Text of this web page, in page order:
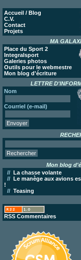
Accueil / Blog
C.V.
Contact
Projets
MA
Place du Sport 2
Integralsport
Galeries photos
Outils pour le webmestre
Mon blog d'écriture
LETTRE
Nom
Courriel (e-mail)
Mon blog
// La chasse volante
// Le manège aux avions
!
// Teasing
RSS Commentaires
"Poor